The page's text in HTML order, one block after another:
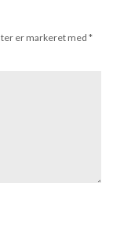
er markeret med*